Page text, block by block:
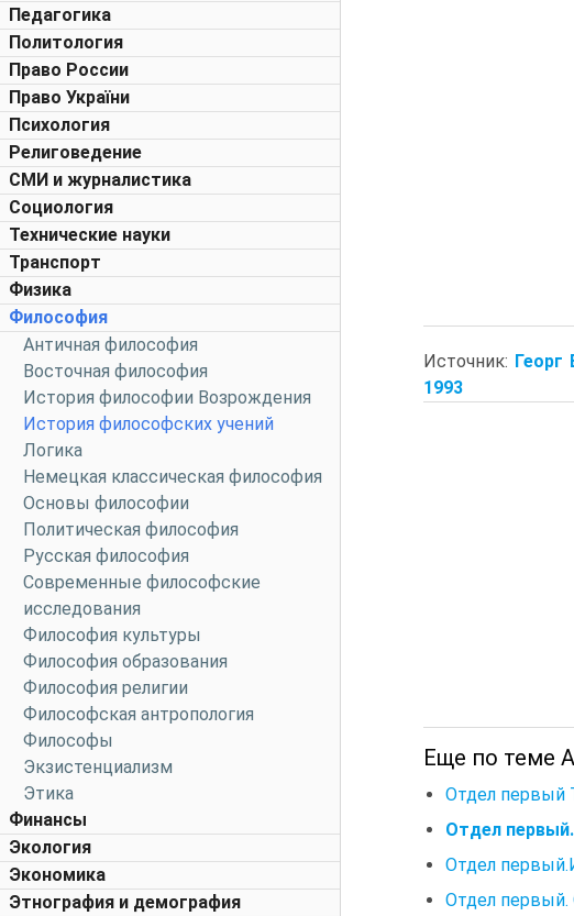
Педагогика
Политология
Право России
Право України
Психология
Религоведение
СМИ и журналистика
Социология
Технические науки
Транспорт
Физика
Философия
Античная философия
Восточная философия
История философии Возрождения
История философских учений
Логика
Немецкая классическая философия
Основы философии
Политическая философия
Русская философия
Современные философские
исследования
Философия культуры
Философия образования
Философия религии
Философская антропология
Философы
Экзистенциализм
Этика
Финансы
Экология
Экономика
Этнография и демография
Источник: Георг
1993
Еще по теме
Отдел
Отдел
Отдел
Отдел первый.